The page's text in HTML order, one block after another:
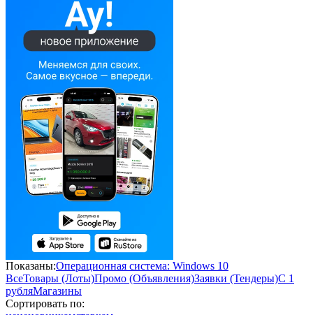
Показаны:Операционная система: Windows 10
ВсеТовары (Лоты)Промо (Объявления)Заявки (Тендеры)С 1
рубляМагазины
Сортировать по: